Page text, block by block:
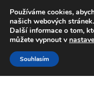
Volejte
Přeskočit
na
navigaci
Přejít
k
obsahu
Používáme cookies,
našich webových stránek.
Další informace o tom,
můžete vypnout v
Souhlasím